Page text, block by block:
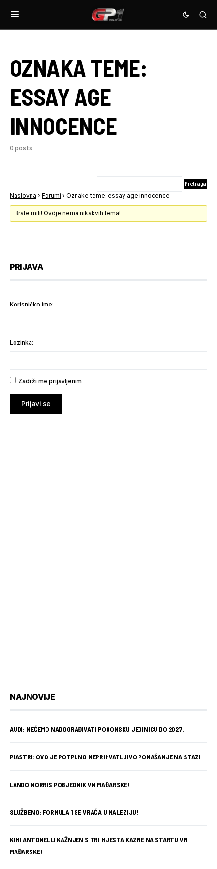
OZNAKA TEME:
ESSAY AGE
INNOCENCE
0 posts
Naslovna › Forumi › Oznake teme: essay age innocence
Brate mili! Ovdje nema nikakvih tema!
PRIJAVA
Korisničko ime:
Lozinka:
Zadrži me prijavljenim
Prijavi se
NAJNOVIJE
AUDI: NEĆEMO NADOGRAĐIVATI POGONSKU JEDINICU DO 2027.
PIASTRI: OVO JE POTPUNO NEPRIHVATLJIVO PONAŠANJE NA STAZI
LANDO NORRIS POBJEDNIK VN MAĐARSKE!
SLUŽBENO: FORMULA 1 SE VRAĆA U MALEZIJU!
KIMI ANTONELLI KAŽNJEN S TRI MJESTA KAZNE NA STARTU VN
MAĐARSKE!